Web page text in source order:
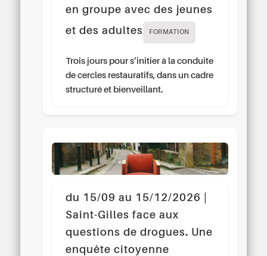
en groupe avec des jeunes
et des adultes
FORMATION
Trois jours pour s’initier à la conduite
de cercles restauratifs, dans un cadre
structuré et bienveillant.
du 15/09 au 15/12/2026 |
Saint-Gilles face aux
questions de drogues. Une
enquête citoyenne